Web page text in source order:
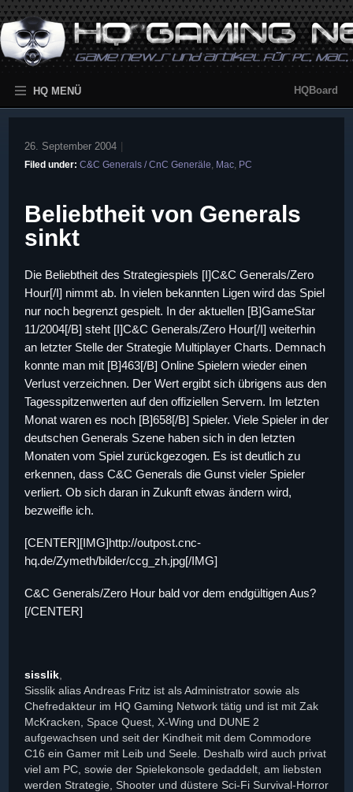
HQ MENÜ HQBoard
26. September 2004
Filed under: C&C Generals / CnC Generäle, Mac, PC
Beliebtheit von Generals
sinkt
Die Beliebtheit des Strategiespiels [I]C&C Generals/Zero
Hour[/I] nimmt ab. In vielen bekannten Ligen wird das Spiel
nur noch begrenzt gespielt. In der aktuellen [B]GameStar
11/2004[/B] steht [I]C&C Generals/Zero Hour[/I] weiterhin
an letzter Stelle der Strategie Multiplayer Charts. Demnach
konnte man mit [B]463[/B] Online Spielern wieder einen
Verlust verzeichnen. Der Wert ergibt sich übrigens aus den
Tagesspitzenwerten auf den offiziellen Servern. Im letzten
Monat waren es noch [B]658[/B] Spieler. Viele Spieler in der
deutschen Generals Szene haben sich in den letzten
Monaten vom Spiel zurückgezogen. Es ist deutlich zu
erkennen, dass C&C Generals die Gunst vieler Spieler
verliert. Ob sich daran in Zukunft etwas ändern wird,
bezweifle ich.
[CENTER][IMG]http://outpost.cnc-
hq.de/Zymeth/bilder/ccg_zh.jpg[/IMG]
C&C Generals/Zero Hour bald vor dem endgültigen Aus?
[/CENTER]
sisslik
Sisslik alias Andreas Fritz ist als Administrator sowie als
Chefredakteur im HQ Gaming Network tätig und ist mit Zak
McKracken, Space Quest, X-Wing und DUNE 2
aufgewachsen und seit der Kindheit mit dem Commodore
C16 ein Gamer mit Leib und Seele. Deshalb wird auch privat
viel am PC, sowie der Spielekonsole gedaddelt, am liebsten
werden Strategie, Shooter und düstere Sci-Fi Survival-Horror